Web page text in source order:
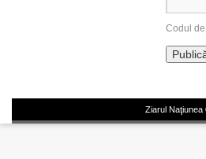
Codul
Ziarul Naţiunea